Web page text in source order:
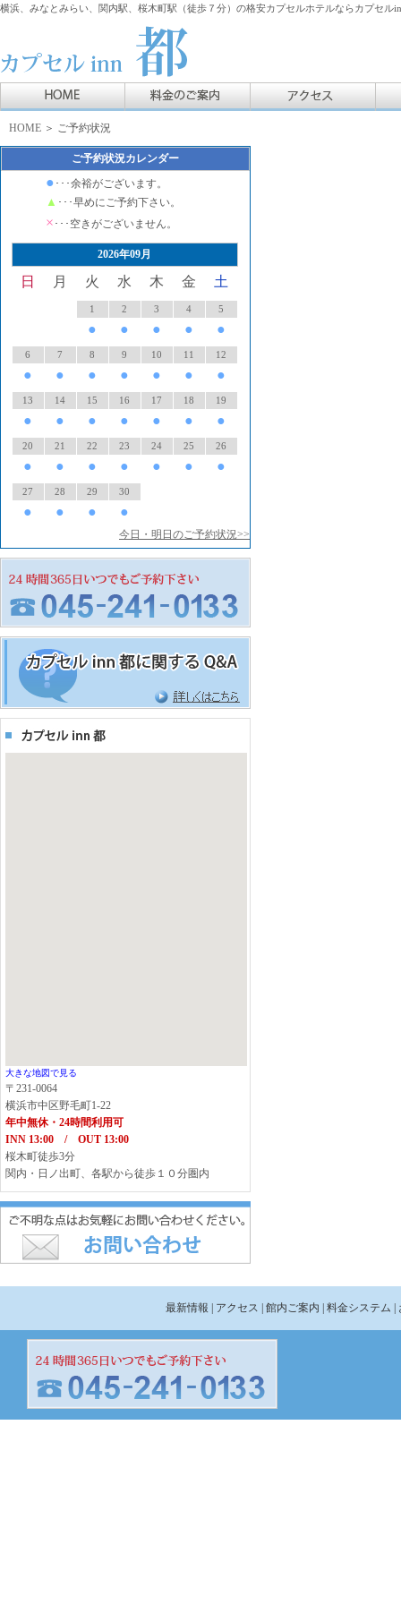
横浜、みなとみらい、関内駅、桜木町駅（徒歩７分）の格安カプセルホテルならカプセル
HOME ＞ ご予約状況
ご予約状況カレンダー
● ･･･余裕がございます。
▲ ･･･早めにご予約下さい。
× ･･･空きがございません。
2026年09月
日 月 火 水 木 金 土
1
●
2
●
3
●
4
●
5
●
6
●
7
●
8
●
9
●
10
●
11
●
12
●
13
●
14
●
15
●
16
●
17
●
18
●
19
●
20
●
21
●
22
●
23
●
24
●
25
●
26
●
27
●
28
●
29
●
30
●
今日・明日のご予約状況>>
大きな地図で見る
〒231-0064
横浜市中区野毛町1-22
年中無休・24時間利用可
INN 13:00 / OUT 13:00
桜木町徒歩3分
関内・日ノ出町、各駅から徒歩１０分圏内
最新情報 | アクセス | 館内ご案内 | 料金システム